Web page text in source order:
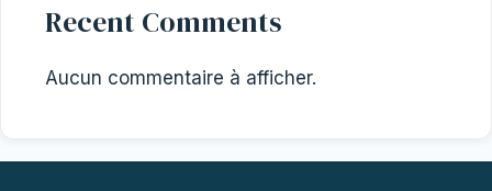
Recent Comments
Aucun commentaire à afficher.